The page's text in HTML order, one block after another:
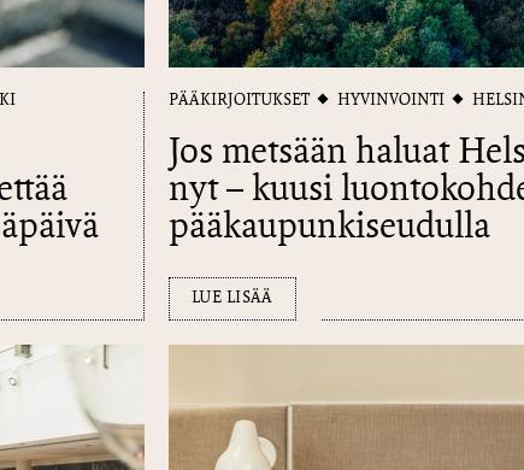
PÄÄKIRJOITUKSET HYVINVOINTI
Jos metsään haluat
nyt – kuusi
pääkaupunkiseudulla
LUE LISÄÄ